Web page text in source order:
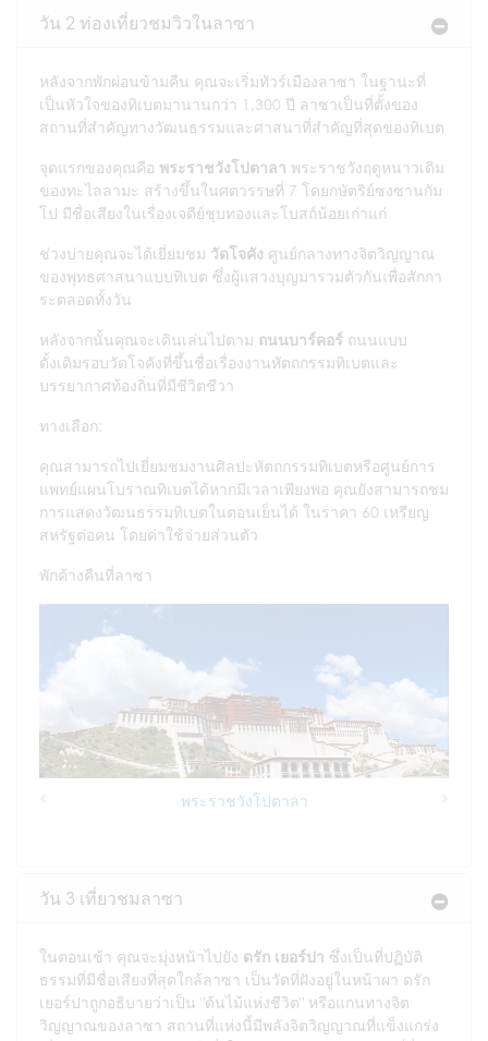
วัน 2 ท่องเที่ยวชมวิวในลาซา
หลังจากพักผ่อนข้ามคืน คุณจะเริ่มทัวร์เมืองลาซา ในฐานะที่
เป็นหัวใจของทิเบตมานานกว่า 1,300 ปี ลาซาเป็นที่ตั้งของ
สถานที่สำคัญทางวัฒนธรรมและศาสนาที่สำคัญที่สุดของทิเบต
จุดแรกของคุณคือ พระราชวังโปตาลา พระราชวังฤดูหนาวเดิม
ของทะไลลามะ สร้างขึ้นในศตวรรษที่ 7 โดยกษัตริย์ซงซานกัม
โป มีชื่อเสียงในเรื่องเจดีย์ชุบทองและโบสถ์น้อยเก่าแก่
ช่วงบ่ายคุณจะได้เยี่ยมชม วัดโจคัง ศูนย์กลางทางจิตวิญญาณ
ของพุทธศาสนาแบบทิเบต ซึ่งผู้แสวงบุญมารวมตัวกันเพื่อสักกา
ระตลอดทั้งวัน
หลังจากนั้นคุณจะเดินเล่นไปตาม ถนนบาร์คอร์ ถนนแบบ
ดั้งเดิมรอบวัดโจคังที่ขึ้นชื่อเรื่องงานหัตถกรรมทิเบตและ
บรรยากาศท้องถิ่นที่มีชีวิตชีวา
ทางเลือก:
คุณสามารถไปเยี่ยมชมงานศิลปะหัตถกรรมทิเบตหรือศูนย์การ
แพทย์แผนโบราณทิเบตได้หากมีเวลาเพียงพอ คุณยังสามารถชม
การแสดงวัฒนธรรมทิเบตในตอนเย็นได้ ในราคา 60 เหรียญ
สหรัฐต่อคน โดยค่าใช้จ่ายส่วนตัว
พักค้างคืนที่ลาซา
พระราชวังโปตาลา
วัน 3 เที่ยวชมลาซา
ในตอนเช้า คุณจะมุ่งหน้าไปยัง ดรัก เยอร์ปา ซึ่งเป็นที่ปฏิบัติ
ธรรมที่มีชื่อเสียงที่สุดใกล้ลาซา เป็นวัดที่ฝังอยู่ในหน้าผา ดรัก
เยอร์ปาถูกอธิบายว่าเป็น "ต้นไม้แห่งชีวิต" หรือแกนทางจิต
วิญญาณของลาซา สถานที่แห่งนี้มีพลังจิตวิญญาณที่แข็งแกร่ง